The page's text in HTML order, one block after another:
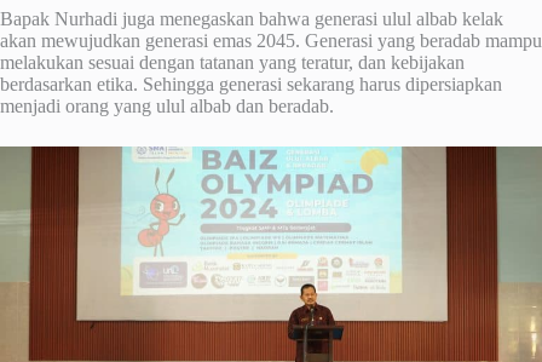
Bapak Nurhadi juga menegaskan bahwa generasi ulul albab kelak
akan mewujudkan generasi emas 2045. Generasi yang beradab mampu
melakukan sesuai dengan tatanan yang teratur, dan kebijakan
berdasarkan etika. Sehingga generasi sekarang harus dipersiapkan
menjadi orang yang ulul albab dan beradab.